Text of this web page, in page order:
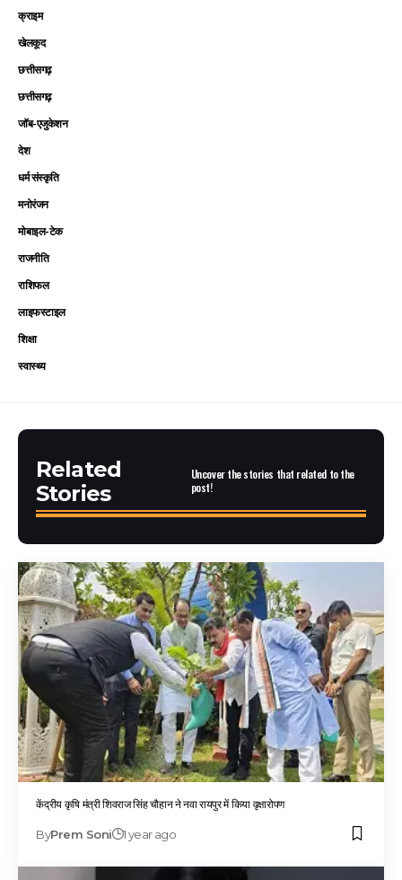
क्राइम
खेलकूद
छत्तीसगढ़
छत्तीसगढ़
जॉब-एजुकेशन
देश
धर्म संस्कृति
मनोरंजन
मोबाइल-टेक
राजनीति
राशिफल
लाइफस्टाइल
शिक्षा
स्वास्थ्य
Related
Stories
Uncover the stories that related to the
post!
केंद्रीय कृषि मंत्री शिवराज सिंह चौहान ने नवा रायपुर में किया वृक्षारोपण
ByPrem Soni 1 year ago